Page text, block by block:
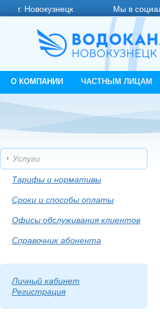
г. Новокузнецк Мы в
О КОМПАНИИ ЧАСТНЫМ ЛИЦАМ
Услуги
Тарифы и нормативы
Сроки и способы оплаты
Офисы обслуживания клиентов
Справочник абонента
Личный кабинет
Регистрация